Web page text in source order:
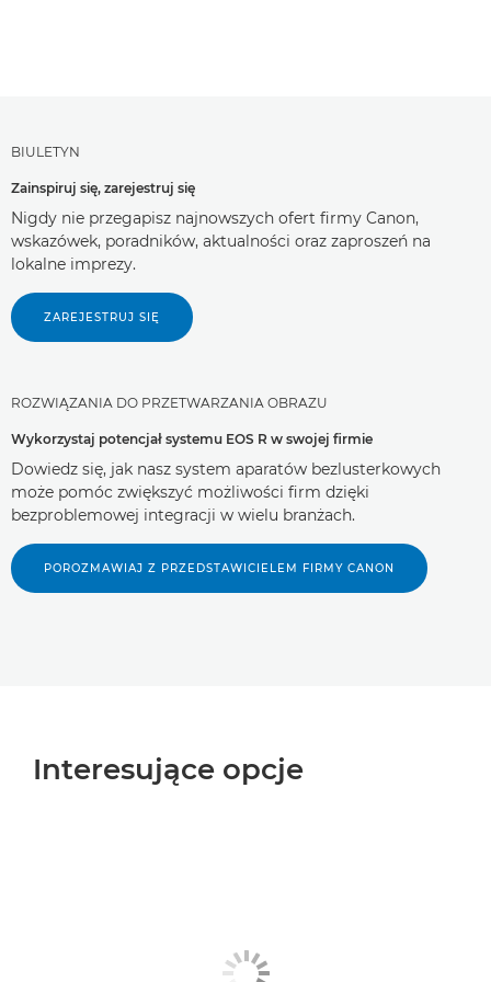
BIULETYN
Zainspiruj się, zarejestruj się
Nigdy nie przegapisz najnowszych ofert firmy Canon,
wskazówek, poradników, aktualności oraz zaproszeń na
lokalne imprezy.
ZAREJESTRUJ SIĘ
ROZWIĄZANIA DO PRZETWARZANIA OBRAZU
Wykorzystaj potencjał systemu EOS R w swojej firmie
Dowiedz się, jak nasz system aparatów bezlusterkowych
może pomóc zwiększyć możliwości firm dzięki
bezproblemowej integracji w wielu branżach.
POROZMAWIAJ Z PRZEDSTAWICIELEM FIRMY CANON
Interesujące opcje